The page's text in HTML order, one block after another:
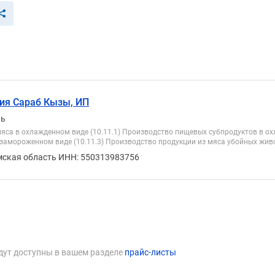
Сараб Кызы, ИП
в охлажденном виде (10.11.1) Производство пищевых субпродуктов в
виде (10.11.3) Производство продукции из мяса убойных
область ИНН: 550313983756
доступны в вашем разделе прайс-листы